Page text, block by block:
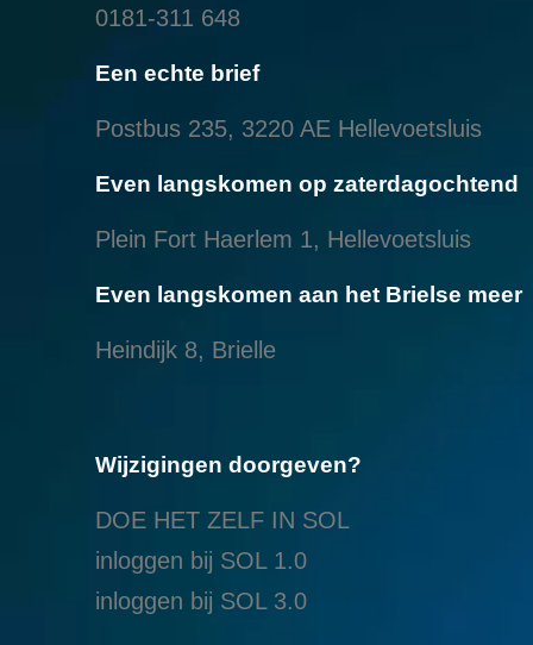
0181-311 648
Een echte brief
Postbus 235, 3220 AE Hellevoetsluis
Even langskomen op zaterdagochtend
Plein Fort Haerlem 1, Hellevoetsluis
Even langskomen aan het Brielse meer
Heindijk 8, Brielle
Wijzigingen doorgeven?
DOE HET ZELF IN SOL
inloggen bij SOL 1.0
inloggen bij SOL 3.0